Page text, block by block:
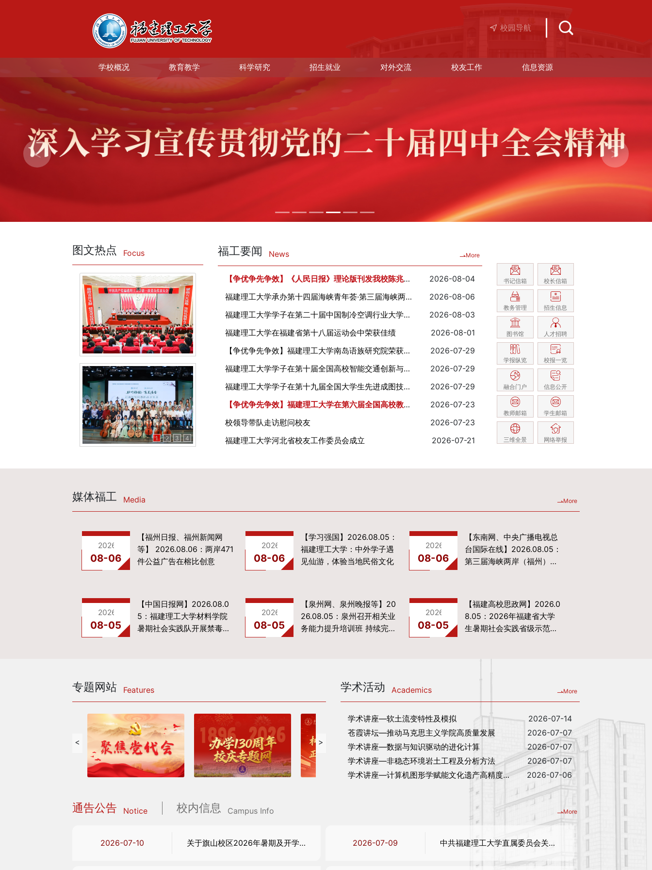
校园导航
学校概况 教育教学 科学研究 招生就业 对外交流 校友工作 信息资源
< >
图文热点 Focus
1 2 3 4
福工要闻 News
【争优争先争效】《人民日报》理论版刊发我校陈兆芳教授理论文章
2026-08-04
福建理工大学承办第十四届海峡青年荟·第三届海峡两岸（福州）大学生公益广告创意大赛
2026-08-06
福建理工大学学子在第二十届中国制冷空调行业大学生科技竞赛中获佳绩
2026-08-03
福建理工大学在福建省第十八届运动会中荣获佳绩
2026-08-01
【争优争先争效】福建理工大学南岛语族研究院荣获福建省五一劳动奖表彰
2026-07-29
福建理工大学学子在第十届全国高校智能交通创新与创业大赛中获佳绩
2026-07-29
福建理工大学学子在第十九届全国大学生先进成图技术与产品信息建模创新大赛中获佳绩
2026-07-29
【争优争先争效】福建理工大学在第六届全国高校教师教学创新大赛中取得新突破
2026-07-23
校领导带队走访慰问校友
2026-07-23
福建理工大学河北省校友工作委员会成立
2026-07-21
书记信箱 校长信箱
教务管理 招生信息
图书馆 人才招聘
学报纵览 校报一览
融合门户 信息公开
教师邮箱 学生邮箱
三维全景 网络举报
媒体福工 Media
2026-08-06
08-06
【福州日报、福州新闻网
等】 2026.08.06：两岸471
件公益广告在榕比创意
2026-08-06
08-06
【学习强国】2026.08.05：
福建理工大学：中外学子遇
见仙游，体验当地民俗文化
2026-08-06
08-06
【东南网、中央广播电视总
台国际在线】2026.08.05：
第三届海峡两岸（福州）大
2026-08-06
08-05
【中国日报网】2026.08.0
5：福建理工大学材料学院
暑期社会实践队开展禁毒防
2026-08-05
08-05
【泉州网、泉州晚报等】20
26.08.05：泉州召开相关业
务能力提升培训班 持续完善
2026-08-05
08-05
【福建高校思政网】2026.0
8.05：2026年福建省大学
生暑期社会实践省级示范队
专题网站 Features
< >
学术活动 Academics
学术讲座—软土流变特性及模拟
2026-07-14
苍霞讲坛—推动马克思主义学院高质量发展
2026-07-07
学术讲座—数据与知识驱动的进化计算
2026-07-07
学术讲座—非稳态环境岩土工程及分析方法
2026-07-07
学术讲座—计算机图形学赋能文化遗产高精度三维建模
2026-07-06
通告公告 Notice 校内信息 Campus Info
2026-07-10 关于旗山校区2026年暑期及开学初食堂营业安排的通知 2026-07-09 中共福建理工大学直属委员会关于巡察整改进展情况的通...